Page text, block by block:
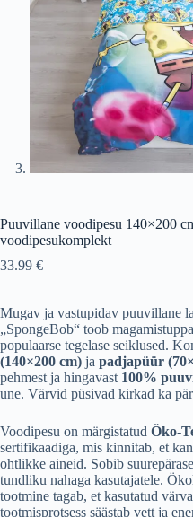
Puuvillane voodipesu 140×200
voodipesukomplekt
33.99 €
Mugav ja vastupidav puuvillane
„SpongeBob“ toob
populaarse tegelase seiklused.
(140×200 cm) ja padjapüür
pehmest ja hingavast 100%
une. Värvid püsivad kirkad ka
Voodipesu on märgistatud Öko-
sertifikaadiga, mis kinnitab, et
ohtlikke aineid. Sobib
tundliku nahaga kasutajatele.
tootmine tagab, et kasutatud
tootmisprotsess säästab vett ja